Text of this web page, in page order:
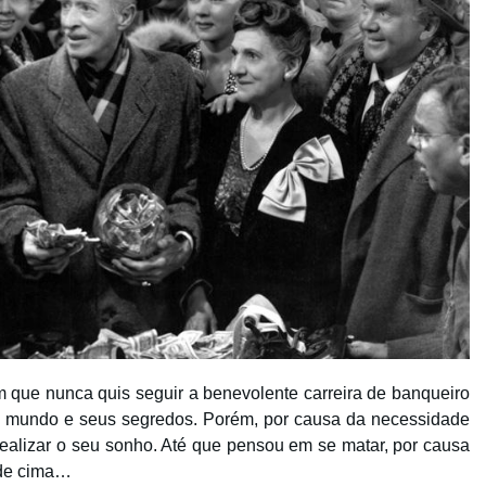
que nunca quis seguir a benevolente carreira de banqueiro
e seus segredos. Porém, por causa da necessidade
o seu sonho. Até que pensou em se matar, por causa
cima…